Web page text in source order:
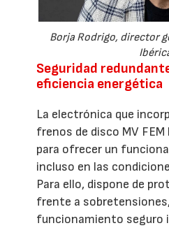
Borja Rodrigo, director
Seguridad
eficiencia energética
La electrónica que
frenos de disco MV FEM
para ofrecer un
incluso en las
Para ello, dispone de
frente a
funcionamiento seguro